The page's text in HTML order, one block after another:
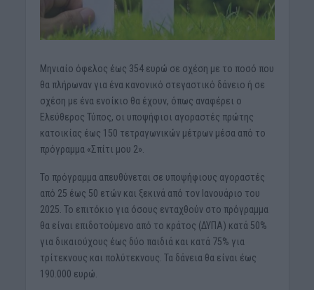
Μηνιαίο όφελος έως 354 ευρώ σε σχέση με το ποσό που
θα πλήρωναν για ένα κανονικό στεγαστικό δάνειο ή σε
σχέση με ένα ενοίκιο θα έχουν, όπως αναφέρει ο
Ελεύθερος Τύπος, οι υποψήφιοι αγοραστές πρώτης
κατοικίας έως 150 τετραγωνικών μέτρων μέσα από το
πρόγραμμα «Σπίτι μου 2».
Το πρόγραμμα απευθύνεται σε υποψήφιους αγοραστές
από 25 έως 50 ετών και ξεκινά από τον Ιανουάριο του
2025. Το επιτόκιο για όσους ενταχθούν στο πρόγραμμα
θα είναι επιδοτούμενο από το κράτος (ΔΥΠΑ) κατά 50%
για δικαιούχους έως δύο παιδιά και κατά 75% για
τρίτεκνους και πολύτεκνους. Τα δάνεια θα είναι έως
190.000 ευρώ.